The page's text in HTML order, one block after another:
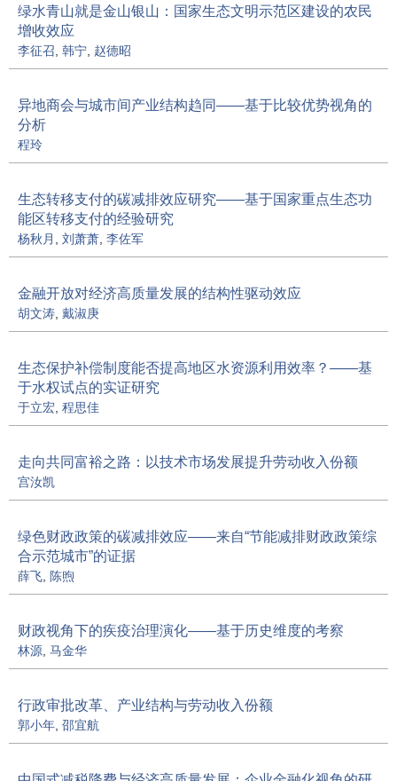
绿水青山就是金山银山：国家生态文明示范区建设的农民
增收效应
李征召 韩宁 赵德昭
异地商会与城市间产业结构趋同——基于比较优势视角的
分析
程玲
生态转移支付的碳减排效应研究——基于国家重点生态功
能区转移支付的经验研究
杨秋月 刘萧萧 李佐军
金融开放对经济高质量发展的结构性驱动效应
胡文涛 戴淑庚
生态保护补偿制度能否提高地区水资源利用效率？——基
于水权试点的实证研究
于立宏 程思佳
走向共同富裕之路：以技术市场发展提升劳动收入份额
宫汝凯
绿色财政政策的碳减排效应——来自“节能减排财政政策综
合示范城市”的证据
薛飞 陈煦
财政视角下的疾疫治理演化——基于历史维度的考察
林源 马金华
行政审批改革、产业结构与劳动收入份额
郭小年 邵宜航